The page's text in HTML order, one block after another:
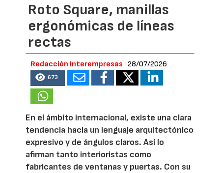
Roto Square, manillas
ergonómicas de líneas
rectas
Redacción Interempresas 28/07/2026
673
En el ámbito internacional, existe una clara
tendencia hacia un lenguaje arquitectónico
expresivo y de ángulos claros. Así lo
afirman tanto interioristas como
fabricantes de ventanas y puertas. Con su